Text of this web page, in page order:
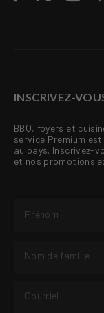
INSCRIVEZ-
BBQ, foyers et
service Premium
au pays. Inscrivez-
et nos promotions